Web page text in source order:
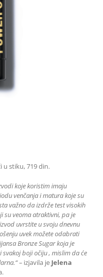
u stiku, 719 din.
koje koristim imaju
venčanja i matura koje su
važno da izdrže test visokih
su veoma atraktivni, pa je
uvrstite u svoju dnevnu
uvek možete odabrati
Bronze Sugar koja je
boji očiju , mislim da će
– izjavila je Jelena